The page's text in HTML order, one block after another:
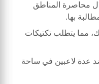
محاصرة المناطق
بها.
مما يتطلب تكتيكات
عدة لاعبين في ساحة